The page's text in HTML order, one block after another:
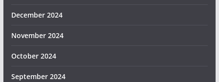
December 2024
November 2024
October 2024
September 2024